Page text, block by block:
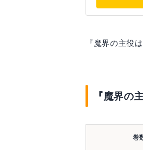
『魔界の主役
『魔界の
巻